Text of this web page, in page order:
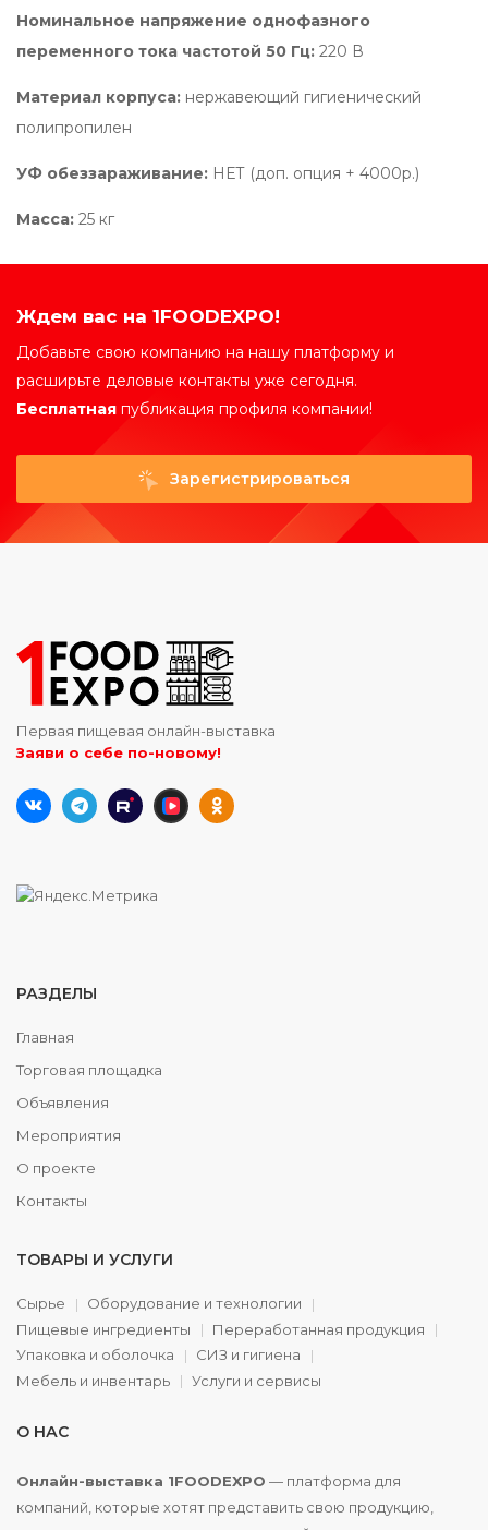
Номинальное напряжение однофазного
переменного тока частотой 50 Гц: 220 В
Материал корпуса: нержавеющий гигиенический
полипропилен
УФ обеззараживание: НЕТ (доп. опция + 4000р.)
Масса: 25 кг
Ждем вас на 1FOODEXPO!
Добавьте свою компанию на нашу платформу и
расширьте деловые контакты уже сегодня.
Бесплатная публикация профиля компании!
Зарегистрироваться
Первая пищевая онлайн-выставка
Заяви о себе по-новому!
РАЗДЕЛЫ
Главная
Торговая площадка
Объявления
Мероприятия
О проекте
Контакты
ТОВАРЫ И УСЛУГИ
Сырье
Оборудование и технологии
Пищевые ингредиенты
Переработанная продукция
Упаковка и оболочка
СИЗ и гигиена
Мебель и инвентарь
Услуги и сервисы
О НАС
Онлайн-выставка 1FOODEXPO — платформа для
компаний, которые хотят представить свою продукцию,